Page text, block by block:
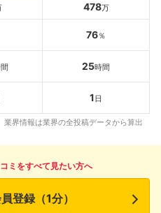
478万
76％
25時間
1日
界情報は業界の全投稿データから算出
ミをすべて見たい方へ
登録（1分）